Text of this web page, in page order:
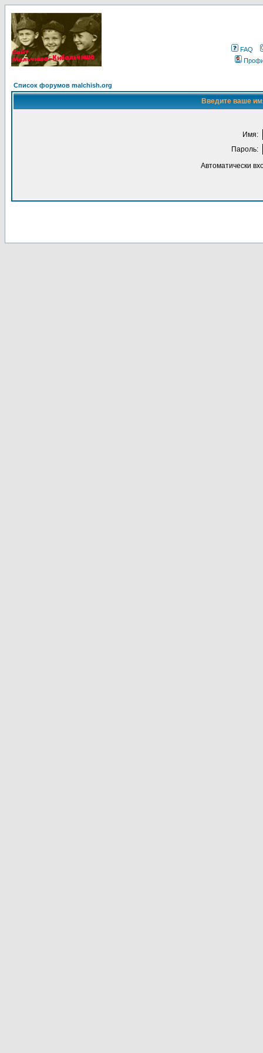
FAQ
Список форумов malchish.org
Введите ваше
Имя:
Пароль:
Автоматически